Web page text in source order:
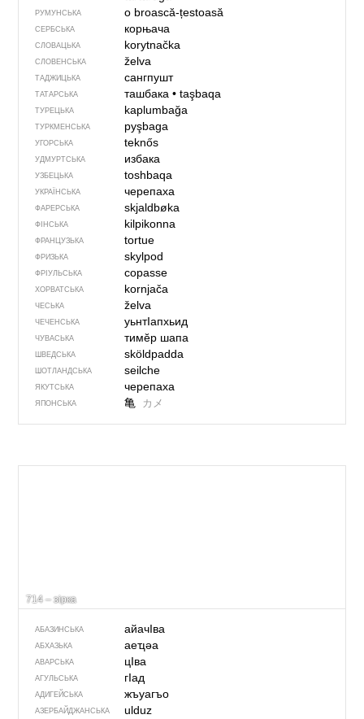
РУМУНСЬКА o broască-țestoasă
СЕРБСЬКА корњача
СЛОВАЦЬКА korytnačka
СЛОВЕНСЬКА želva
ТАДЖИЦЬКА сангпушт
ТАТАРСЬКА ташбака• taşbaqa
ТУРЕЦЬКА kaplumbağa
ТУРКМЕНСЬКА pyşbaga
УГОРСЬКА teknős
УДМУРТСЬКА избака
УЗБЕЦЬКА toshbaqa
УКРАЇНСЬКА черепаха
ФАРЕРСЬКА skjaldbøka
ФІНСЬКА kilpikonna
ФРАНЦУЗЬКА tortue
ФРИЗЬКА skylpod
ФРІУЛЬСЬКА copasse
ХОРВАТСЬКА kornjača
ЧЕСЬКА želva
ЧЕЧЕНСЬКА уьнтIапхьид
ЧУВАСЬКА тимӗр шапа
ШВЕДСЬКА sköldpadda
ШОТЛАНДСЬКА seilche
ЯКУТСЬКА черепаха
ЯПОНСЬКА 亀 カメ
714 – зірка
АБАЗИНСЬКА айачIва
АБХАЗЬКА аеҵәа
АВАРСЬКА цIва
АГУЛЬСЬКА гIад
АДИГЕЙСЬКА жъуагъо
АЗЕРБАЙДЖАНСЬКА ulduz